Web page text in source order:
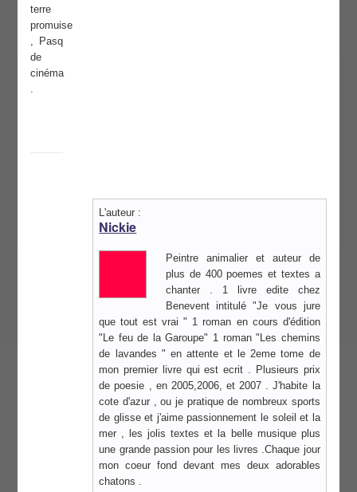
terre
promuise
, Pasq
de
cinéma
L'auteur :
Nickie
Peintre animalier et auteur de
plus de 400 poemes et textes a
chanter . 1 livre edite chez
Benevent intitulé "Je vous jure
que tout est vrai " 1 roman en cours d'édition
"Le feu de la Garoupe" 1 roman "Les chemins
de lavandes " en attente et le 2eme tome de
mon premier livre qui est ecrit . Plusieurs prix
de poesie , en 2005,2006, et 2007 . J'habite la
cote d'azur , ou je pratique de nombreux sports
de glisse et j'aime passionnement le soleil et la
mer , les jolis textes et la belle musique plus
une grande passion pour les livres .Chaque jour
mon coeur fond devant mes deux adorables
chatons .